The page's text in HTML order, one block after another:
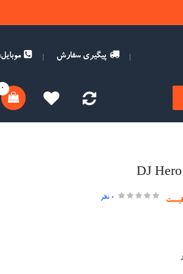
پیگیری سفارش
موبایل: 09112399474
0
0 نظر